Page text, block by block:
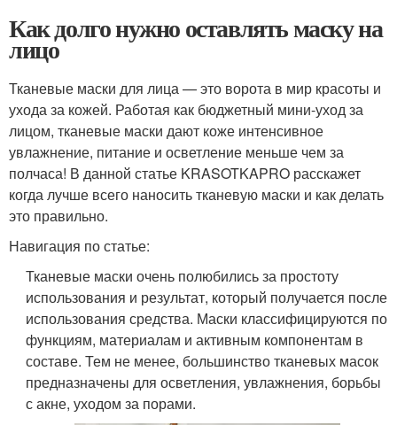
Как долго нужно оставлять маску на
лицо
Тканевые маски для лица — это ворота в мир красоты и
ухода за кожей. Работая как бюджетный мини-уход за
лицом, тканевые маски дают коже интенсивное
увлажнение, питание и осветление меньше чем за
полчаса! В данной статье KRASOTKAPRO расскажет
когда лучше всего наносить тканевую маски и как делать
это правильно.
Навигация по статье:
Тканевые маски очень полюбились за простоту
использования и результат, который получается после
использования средства. Маски классифицируются по
функциям, материалам и активным компонентам в
составе. Тем не менее, большинство тканевых масок
предназначены для осветления, увлажнения, борьбы
с акне, уходом за порами.